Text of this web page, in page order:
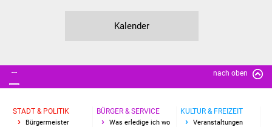
Pflege von Angehörigen
Index
Kalender
nach oben
STADT & POLITIK
Bürgermeister
BÜRGER & SERVICE
Was erledige ich wo
KULTUR & FREIZEIT
Veranstaltungen